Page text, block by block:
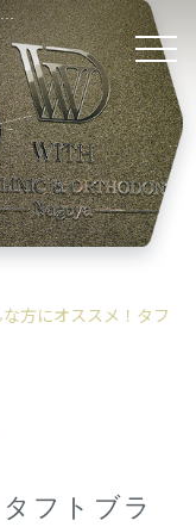
こんな方にオススメ！タフトブラシ！｜「歯周病治療」コラム
な方にオススメ！タフ
フトブラ